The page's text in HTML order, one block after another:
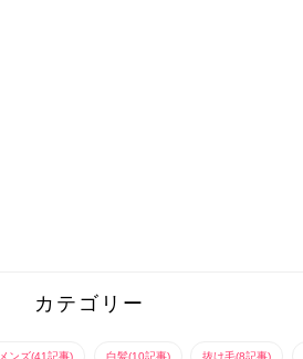
カテゴリー
メンズ(41記事) 白髪(10記事) 抜け毛(8記事)